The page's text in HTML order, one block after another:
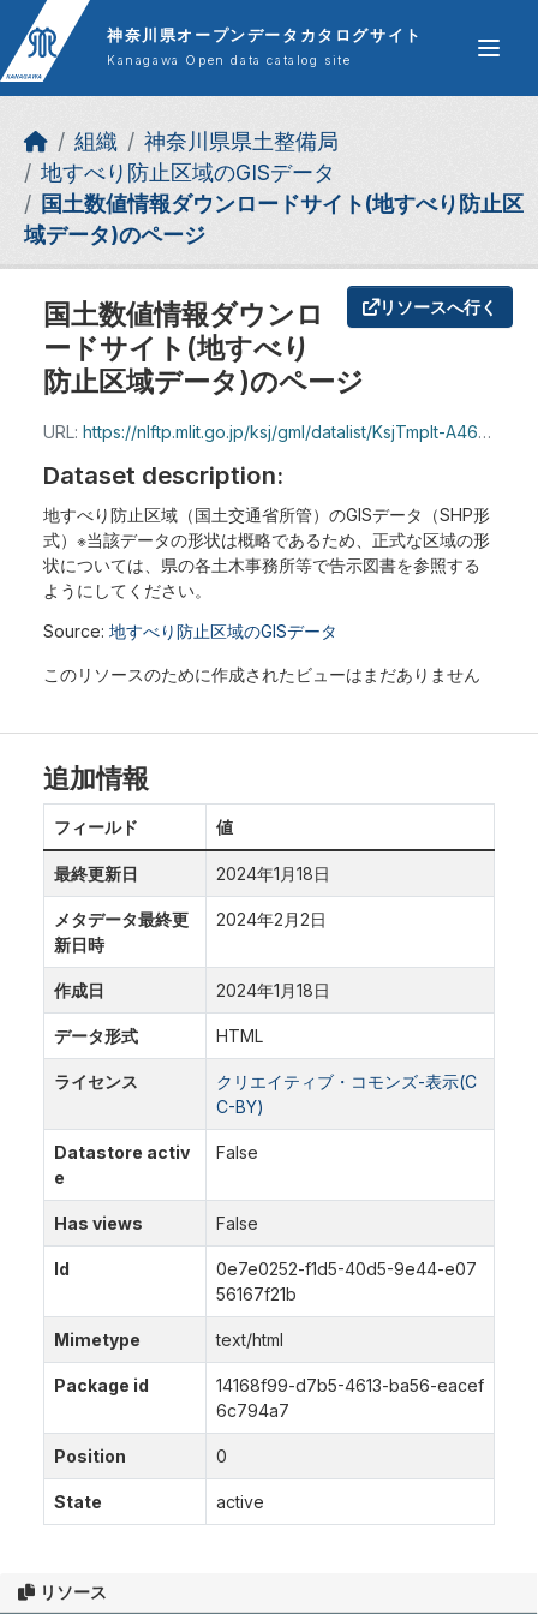
Skip to main content
神奈川県オープンデータカタログサイト
Kanagawa Open data catalog site
組織
神奈川県県土整備局
地すべり防止区域のGISデータ
国土数値情報ダウンロードサイト(地すべり防止区
域データ)のページ
リソースへ行く
国土数値情報ダウンロ
ードサイト(地すべり
防止区域データ)のページ
URL: https://nlftp.mlit.go.jp/ksj/gml/datalist/KsjTmplt-A46-v1_0.html
Dataset description:
地すべり防止区域（国土交通省所管）のGISデータ（SHP形
式）※当該データの形状は概略であるため、正式な区域の形
状については、県の各土木事務所等で告示図書を参照する
ようにしてください。
Source: 地すべり防止区域のGISデータ
このリソースのために作成されたビューはまだありません
リソース
追加情報
フィールド 値
最終更新日 2024年1月18日
メタデータ最終更
新日時
2024年2月2日
作成日 2024年1月18日
データ形式 HTML
ライセンス
クリエイティブ・コモンズ-表示(C
C-BY)
Datastore activ
e
False
Has views False
Id
0e7e0252-f1d5-40d5-9e44-e07
56167f21b
Mimetype text/html
Package id
14168f99-d7b5-4613-ba56-eacef
6c794a7
Position 0
State active